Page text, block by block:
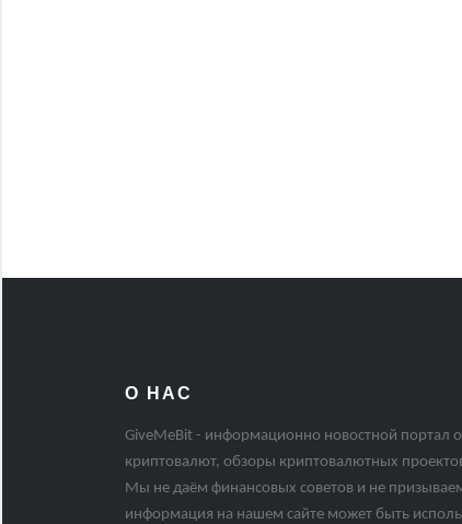
О НАС
GiveMeBit - информационно новостной портал
криптовалют, обзоры криптовалютных
Мы не даём финансовых советов и не
информация на нашем сайте может быть